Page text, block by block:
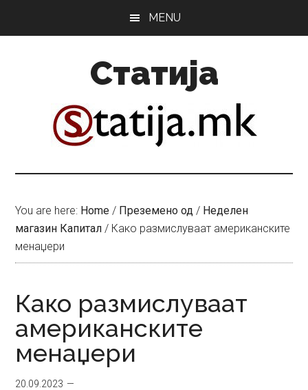
MENU
Статија
You are here: Home / Преземено од / Неделен
магазин Капитал / Како размислуваат американските
менаџери
Како размислуваат
американските
менаџери
20.09.2023